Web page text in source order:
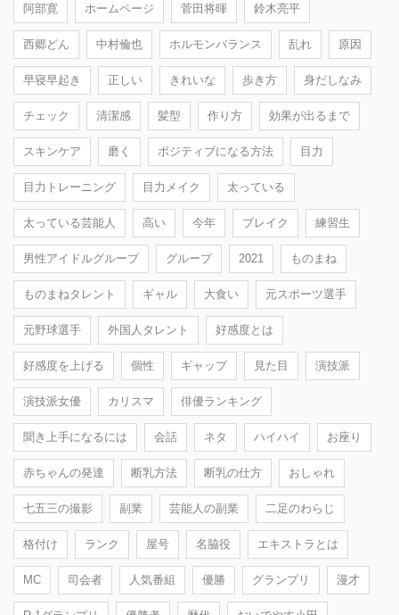
阿部寛 ホームページ 菅田将暉 鈴木亮平
西郷どん 中村倫也 ホルモンバランス 乱れ 原因
早寝早起き 正しい きれいな 歩き方 身だしなみ
チェック 清潔感 髪型 作り方 効果が出るまで
スキンケア 磨く ポジティブになる方法 目力
目力トレーニング 目力メイク 太っている
太っている芸能人 高い 今年 ブレイク 練習生
男性アイドルグループ グループ 2021 ものまね
ものまねタレント ギャル 大食い 元スポーツ選手
元野球選手 外国人タレント 好感度とは
好感度を上げる 個性 ギャップ 見た目 演技派
演技派女優 カリスマ 俳優ランキング
聞き上手になるには 会話 ネタ ハイハイ お座り
赤ちゃんの発達 断乳方法 断乳の仕方 おしゃれ
七五三の撮影 副業 芸能人の副業 二足のわらじ
格付け ランク 屋号 名脇役 エキストラとは
MC 司会者 人気番組 優勝 グランプリ 漫才